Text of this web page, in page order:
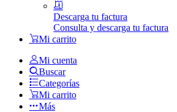
Descarga tu factura
Consulta y descarga tu factura
Mi carrito
Mi cuenta
Buscar
Categorías
Mi carrito
Más